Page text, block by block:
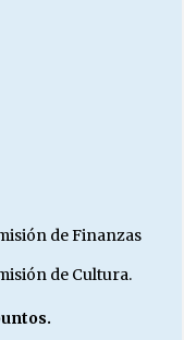
de Finanzas
de Cultura.